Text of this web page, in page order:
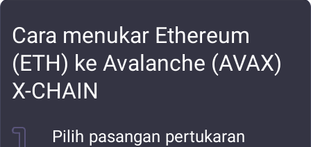
Cara menukar Ethereum
(ETH) ke Avalanche (AVAX)
X-CHAIN
Pilih pasangan pertukaran